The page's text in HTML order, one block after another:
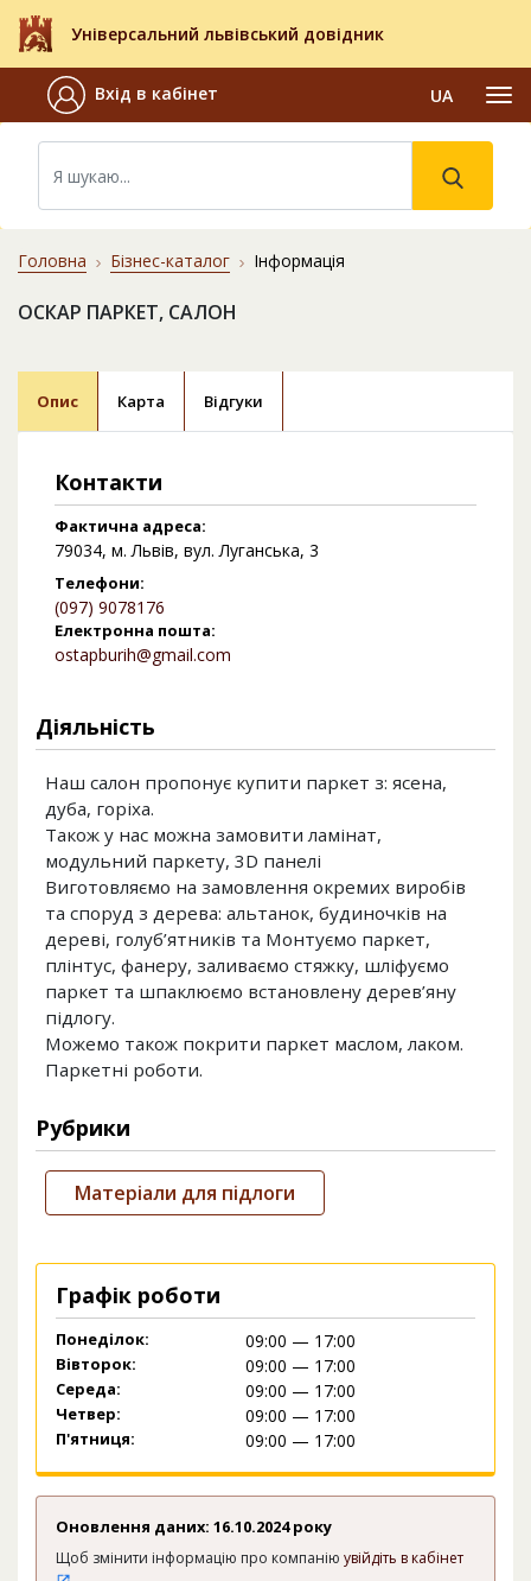
Універсальний львівський довідник
Вхід в кабінет UA
Головна Бізнес-каталог Інформація
ОСКАР ПАРКЕТ, САЛОН
Опис Карта Відгуки
Контакти
Фактична адреса:
79034, м. Львів, вул. Луганська, 3
Телефони:
(097) 9078176
Електронна пошта:
ostapburih@gmail.com
Діяльність
Наш салон пропонує купити паркет з: ясена,
дуба, горіха.
Також у нас можна замовити ламінат,
модульний паркету, 3D панелі
Виготовляємо на замовлення окремих виробів
та споруд з дерева: альтанок, будиночків на
дереві, голуб’ятників та Монтуємо паркет,
плінтус, фанеру, заливаємо стяжку, шліфуємо
паркет та шпаклюємо встановлену дерев’яну
підлогу.
Можемо також покрити паркет маслом, лаком.
Паркетні роботи.
Рубрики
Матеріали для підлоги
Графік роботи
Понеділок: 09:00 — 17:00
Вівторок: 09:00 — 17:00
Середа: 09:00 — 17:00
Четвер: 09:00 — 17:00
П'ятниця: 09:00 — 17:00
Оновлення даних: 16.10.2024 року
Щоб змінити інформацію про компанію увійдіть в кабінет